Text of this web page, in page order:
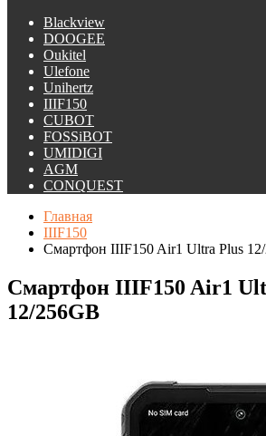
Blackview
DOOGEE
Oukitel
Ulefone
Unihertz
IIIF150
CUBOT
FOSSiBOT
UMIDIGI
AGM
CONQUEST
Главная
IIIF150
Смартфон IIIF150 Air1 Ultra Plus
Смартфон IIIF150 Air1
12/256GB